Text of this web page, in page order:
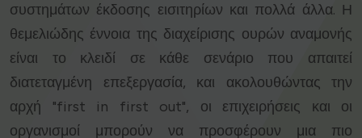
συστημάτων έκδοσης εισιτηρίων και πολλά άλλα. Η
θεμελιώδης έννοια της διαχείρισης ουρών αναμονής
είναι το κλειδί σε κάθε σενάριο που απαιτεί
διατεταγμένη επεξεργασία, και ακολουθώντας την
αρχή "first in first out", οι επιχειρήσεις και οι
οργανισμοί μπορούν να προσφέρουν μια πιο